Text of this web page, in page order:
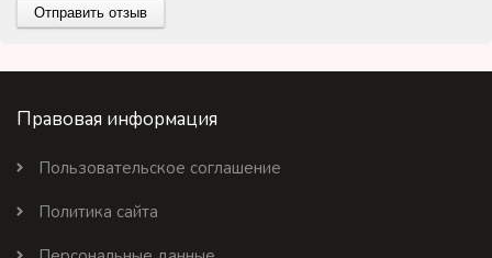
Правовая информация
Пользовательское соглашение
Политика сайта